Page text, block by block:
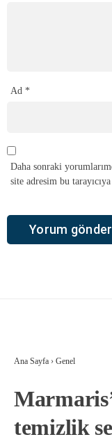
Ad *
Daha sonraki
site adresim bu
Ana Sayfa › Genel
temizlik